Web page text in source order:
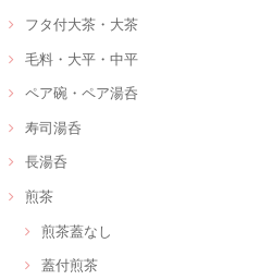
フタ付大茶・大茶
毛料・大平・中平
ペア碗・ペア湯呑
寿司湯呑
長湯呑
煎茶
煎茶蓋なし
蓋付煎茶